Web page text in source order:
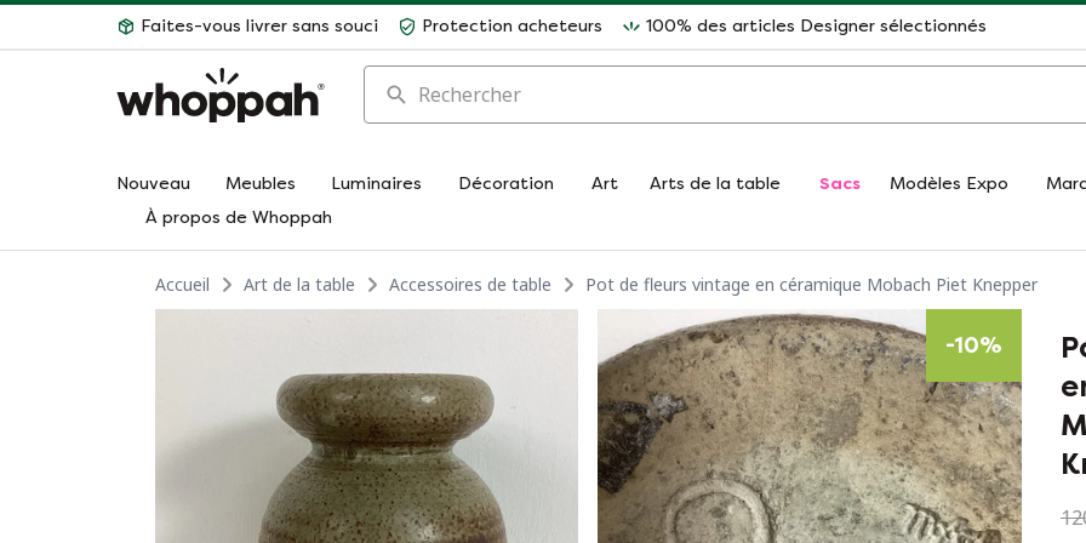
Faites-vous livrer sans souci Protection acheteurs 100% des articles Designer sélectionnés
Rechercher
Nouveau Meubles Luminaires Décoration Art Arts de la table Sacs Modèles Expo
À propos de Whoppah
Accueil Art de la table Accessoires de table Pot de fleurs vintage en céramique Mobach Piet Knepper
-10%